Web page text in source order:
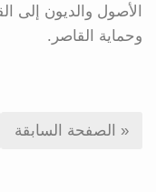
الأصول والديون إلى
وحماية القاصر.
« الصفحة السابقة